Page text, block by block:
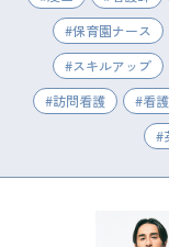
保育園ナース
スキルアップ
訪問看護
看